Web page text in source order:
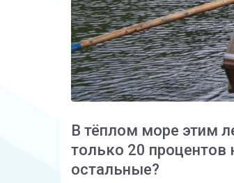
В тёплом море этим
только 20 процентов
остальные?